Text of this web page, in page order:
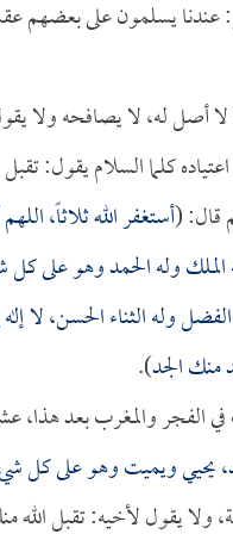
يسلمون على بعضهم
أصل له، لا يصافحه ولا
اعتياده كلما السلام يقول:
قال: (أستغفر الله ثلاثاً،
وله الحمد وهو على كل
الفضل وله الثناء الحسن، لا
منك الجد).
الفجر والمغرب بعد هذا،
يحيي ويميت وهو على كل
ولا يقول لأخيه: تقبل الله